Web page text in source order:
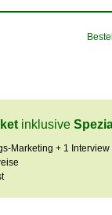
inklusive
Marketing + 1